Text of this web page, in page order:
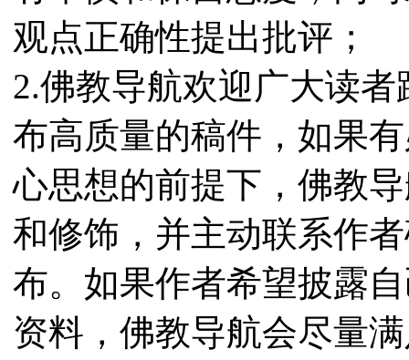
观点正确性提出批评；
2.佛教导航欢迎广大读
布高质量的稿件，如果
心思想的前提下，佛教
和修饰，并主动联系作
布。如果作者希望披露
资料，佛教导航会尽量